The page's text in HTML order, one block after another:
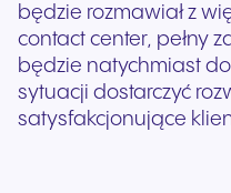
będzie rozmawiał z
contact center, pełny
będzie natychmiast
sytuacji dostarczyć
satysfakcjonujące